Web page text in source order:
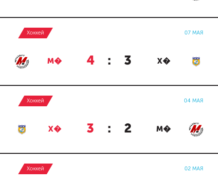
Хоккей 07 МАЯ
М� 4 : 3 Х�
Хоккей 04 МАЯ
Х� 3 : 2 М�
Хоккей 02 МАЯ